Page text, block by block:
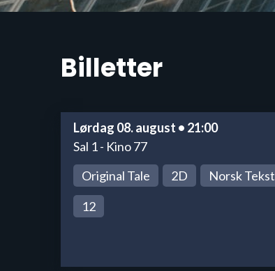
Billetter
Lørdag 08. august • 21:00
Sal 1 - Kino 77
Original Tale
2D
Norsk Tekst
12